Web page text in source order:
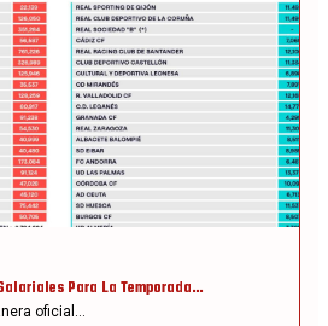
Para La Temporada…
oficial…